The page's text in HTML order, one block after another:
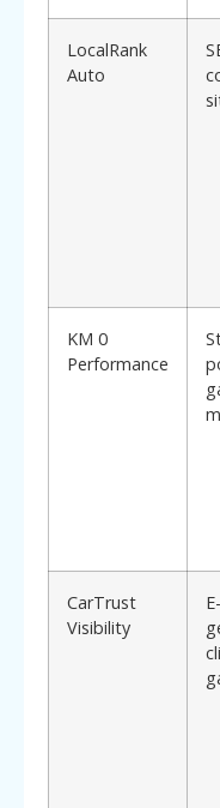
LocalRank
Auto
KM 0
Performance
CarTrust
Visibility